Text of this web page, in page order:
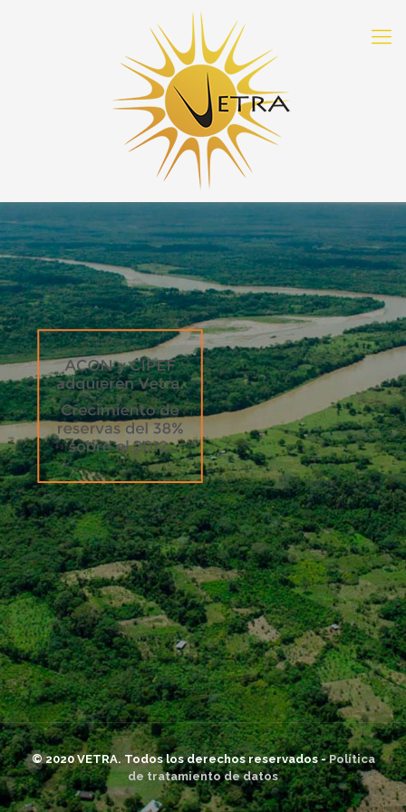
© 2020 VETRA. Todos los derechos reservados -Política
de tratamiento de datos